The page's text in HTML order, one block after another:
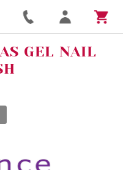
GEL NAIL